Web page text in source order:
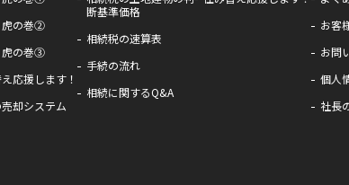
虎の巻②
虎の巻③
応援します！
却システム
断基準価格
相続税の速算表
手続の流れ
相続に関するQ&A
お客
お問
個人
社長